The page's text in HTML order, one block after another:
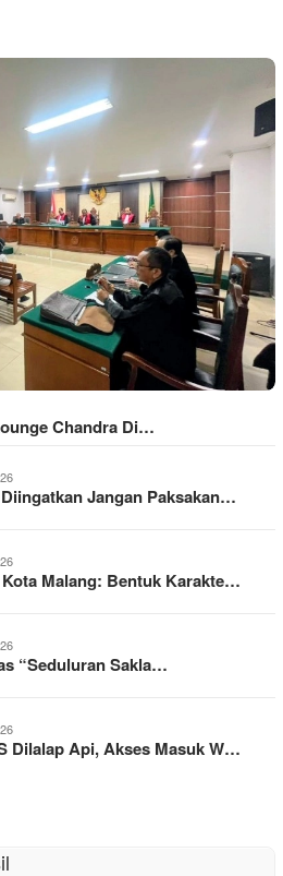
Chandra Di…
Jangan Paksakan…
Malang: Bentuk Karakte…
“Seduluran Sakla…
Dilalap Api, Akses Masuk W…